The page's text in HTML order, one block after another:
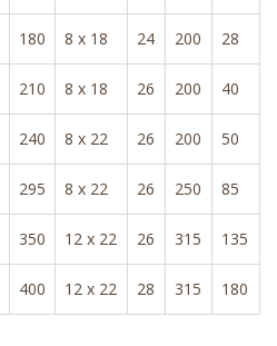
180 8 x 18 24 200 28
210 8 x 18 26 200 40
240 8 x 22 26 200 50
295 8 x 22 26 250 85
350 12 x 22 26 315 135
400 12 x 22 28 315 180